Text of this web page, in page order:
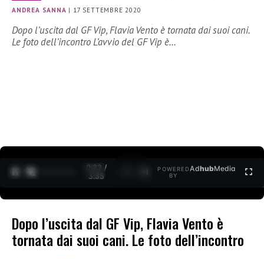
ANDREA SANNA | 17 SETTEMBRE 2020
Dopo l’uscita dal GF Vip, Flavia Vento è tornata dai suoi cani.
Le foto dell’incontro L’avvio del GF Vip è…
0:22 /
3:35
POWERED
BY
AdhubMedia
Dopo l’uscita dal GF Vip, Flavia Vento è
tornata dai suoi cani. Le foto dell’incontro